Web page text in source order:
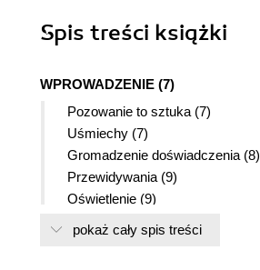
Spis treści książki
WPROWADZENIE (7)
Pozowanie to sztuka (7)
Uśmiechy (7)
Gromadzenie doświadczenia (8)
Przewidywania (9)
Oświetlenie (9)
Autorzy (9)
pokaż cały spis treści